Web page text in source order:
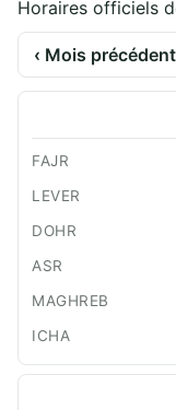
Horaires officiels
‹ Mois précédent